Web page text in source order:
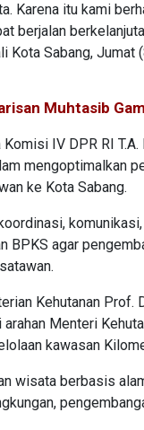
Karena itu kami
berjalan
Kota Sabang,
Muhtasib
IV DPR RI
mengoptimalkan
ke Kota Sabang.
BPKS agar
Kehutanan
Menteri
kawasan
wisata berbasis